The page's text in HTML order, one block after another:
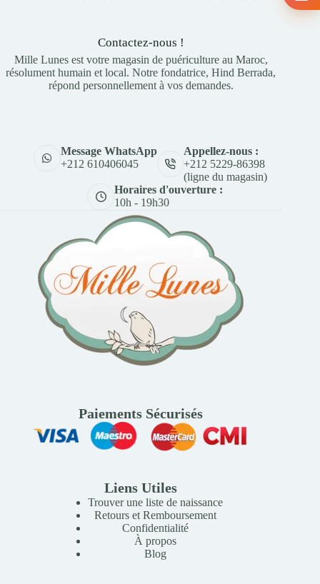
Contactez-nous !
Mille Lunes est votre magasin de puériculture au Maroc,
résolument humain et local. Notre fondatrice, Hind Berrada,
répond personnellement à vos demandes.
Message WhatsApp
+212 610406045
Appellez-nous :
+212 5229-86398
(ligne du magasin)
Horaires d'ouverture :
10h - 19h30
Paiements Sécurisés
Liens Utiles
Trouver une liste de naissance
Retours et Remboursement
Confidentialité
À propos
Blog